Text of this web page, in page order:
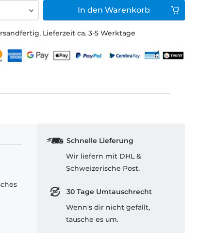
Lieferzeit ca. 3-5 Werktage
In den Warenkorb
Schnelle Lieferung
Wir liefern mit DHL &
Schweizerische Post.
30 Tage Umtauschrecht
Wenn's dir nicht gefällt,
tausche es um.